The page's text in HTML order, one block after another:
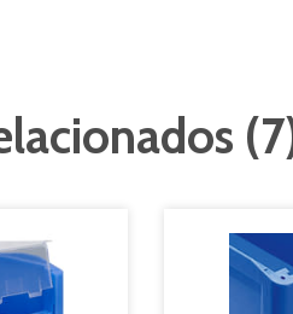
(7